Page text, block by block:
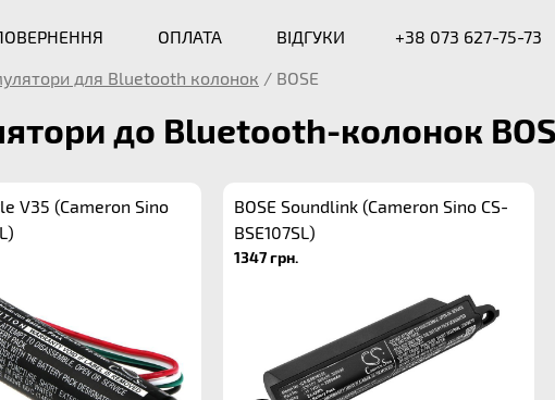
ОПЛАТА ВІДГУКИ +38 073 627-75-73
для Bluetooth колонок / BOSE
до Bluetooth-колонок
V35 (Cameron Sino
BOSE Soundlink (Cameron Sino CS-
BSE107SL)
1347 грн.